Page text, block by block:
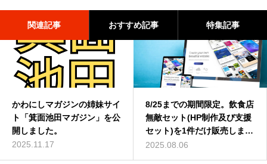
関連記事 おすすめ記事 特集記事
ジンの姉妹サイ
マガジン」を公
8/25までの期間限定。飲食店
無敵セット(HP制作及び支援
セット)を1件だけ販売しま
最大40万円
和5年度川
策中小企業
最大40万円がもらえる！令
和5年度川西市原油等高騰対
策中小企業支援金の申請方法
2023.12.03
8/25までの期間限定。飲食店
無敵セット(HP制作及び支援
セット)を1件だけ販売しま
す。
2025.08.06